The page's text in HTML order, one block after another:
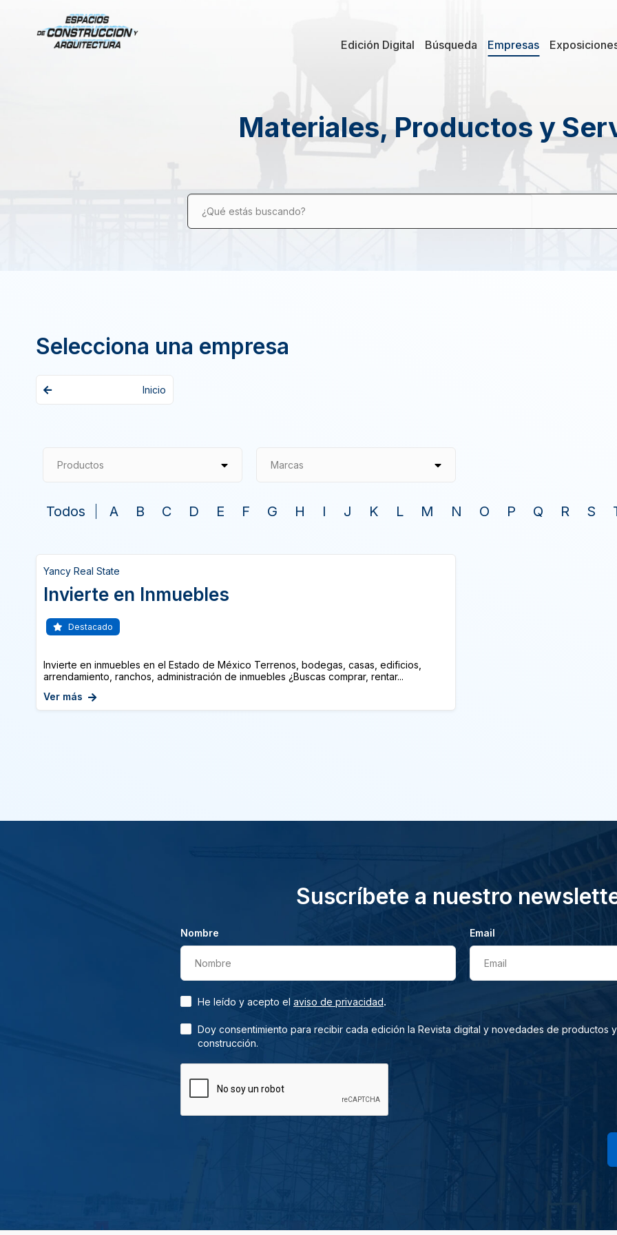
Edición Digital Búsqueda Empresas
Materiales, Productos y
¿Qué estás buscando?
Selecciona una empresa
Inicio
Productos Marcas
Todos A B C D E F G H I J K L M N O P Q R S
Yancy Real State
Invierte en Inmuebles
Destacado
Invierte en inmuebles en el Estado de México Terrenos, bodegas, casas, edificios,
arrendamiento, ranchos, administración de inmuebles ¿Buscas comprar, rentar...
Ver más
Suscríbete a nuestro
Nombre
Nombre
Email
Email
He leído y acepto el aviso de privacidad.
Doy consentimiento para recibir cada edición la Revista digital y novedades de productos
construcción.